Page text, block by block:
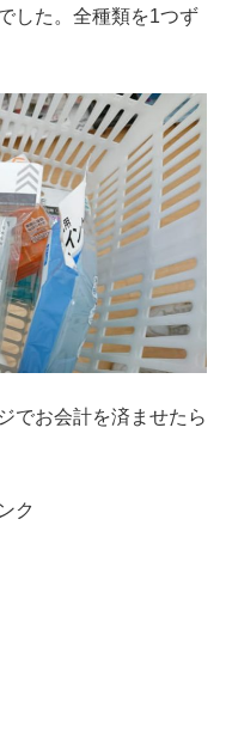
した。全種類を1つず
でお会計を済ませたら
ク